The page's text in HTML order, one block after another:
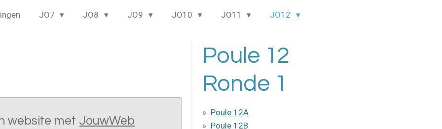
JO7 JO8 JO9 JO10 JO11 JO12
website met JouwWeb
Poule 12
Ronde 1
Poule 12A
Poule 12B